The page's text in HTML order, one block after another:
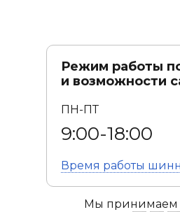
Режим работы
и возможности
ПН-ПТ
9:00-18:00
Время работы
Мы принимаем